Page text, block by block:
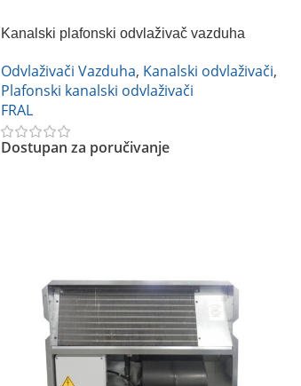
Kanalski plafonski odvlaživač vazduha
Odvlaživači Vazduha, Kanalski odvlaživači,
Plafonski kanalski odvlaživači
FRAL
Dostupan za poručivanje